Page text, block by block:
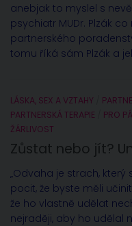
anebjak to myslel s
psychiatr MUDr. Plzák
partnerského
tomu říká sám Plzák a
LÁSKA, SEX A VZTAHY
PARTNERSKÁ TERAPIE
PRO
ŽÁRLIVOST
Zůstat nebo jít?
„Odvaha je strach,
pocit, že byste měli
že ho vlastně udělat
nejraději, aby ho udělal